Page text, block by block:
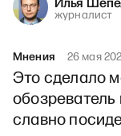
журналист
Мнения 26 мая
Это сделало
славно